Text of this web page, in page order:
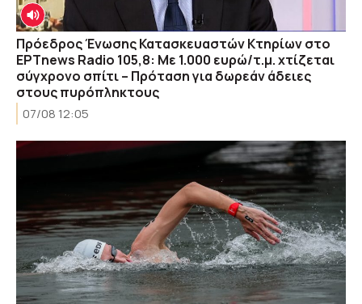
Πρόεδρος Ένωσης Κατασκευαστών Κτηρίων στο
ΕΡΤnews Radio 105,8: Με 1.000 ευρώ/τ.μ. χτίζεται
σύγχρονο σπίτι – Πρόταση για δωρεάν άδειες
στους πυρόπληκτους
07/08 12:05